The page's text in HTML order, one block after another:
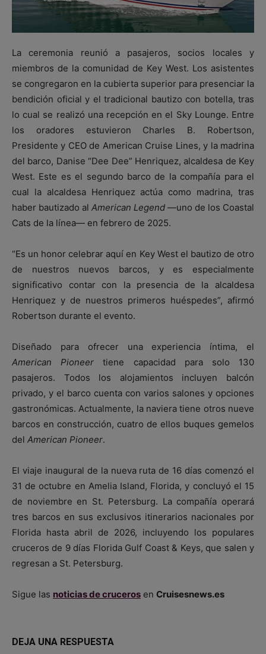
La ceremonia reunió a pasajeros, socios locales y
miembros de la comunidad de Key West. Los asistentes
se congregaron en la cubierta superior para presenciar la
bendición oficial y el tradicional bautizo con botella, tras
lo cual se realizó una recepción en el Sky Lounge. Entre
los oradores estuvieron Charles B. Robertson,
Presidente y CEO de American Cruise Lines, y la madrina
del barco, Danise “Dee Dee” Henriquez, alcaldesa de Key
West. Este es el segundo barco de la compañía para el
cual la alcaldesa Henriquez actúa como madrina, tras
haber bautizado al American Legend —uno de los Coastal
Cats de la línea— en febrero de 2025.
“Es un honor celebrar aquí en Key West el bautizo de otro
de nuestros nuevos barcos, y es especialmente
significativo contar con la presencia de la alcaldesa
Henriquez y de nuestros primeros huéspedes”, afirmó
Robertson durante el evento.
Diseñado para ofrecer una experiencia íntima, el
American Pioneer tiene capacidad para solo 130
pasajeros. Todos los alojamientos incluyen balcón
privado, y el barco cuenta con varios salones y opciones
gastronómicas. Actualmente, la naviera tiene otros nueve
barcos en construcción, cuatro de ellos buques gemelos
del American Pioneer.
El viaje inaugural de la nueva ruta de 16 días comenzó el
31 de octubre en Amelia Island, Florida, y concluyó el 15
de noviembre en St. Petersburg. La compañía operará
tres barcos en sus exclusivos itinerarios nacionales por
Florida hasta abril de 2026, incluyendo los populares
cruceros de 9 días Florida Gulf Coast & Keys, que salen y
regresan a St. Petersburg.
Sigue las noticias de cruceros en Cruisesnews.es
DEJA UNA RESPUESTA